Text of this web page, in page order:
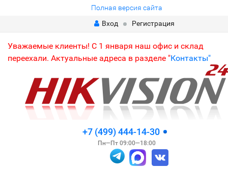
Полная версия сайта
Вход
Регистрация
Уважаемые клиенты! С 1 января наш офис и склад
переехали. Актуальные адреса в разделе "Контакты"
+7 (499) 444-14-30
Пн—Пт 09:00—18:00